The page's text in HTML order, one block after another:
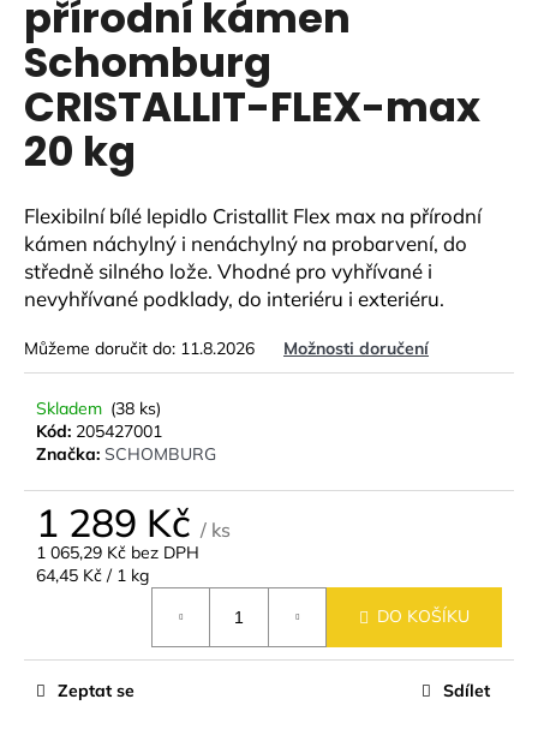
přírodní kámen
Schomburg
CRISTALLIT-FLEX-max
20 kg
Flexibilní bílé lepidlo Cristallit Flex max na přírodní
kámen náchylný i nenáchylný na probarvení, do
středně silného lože. Vhodné pro vyhřívané i
nevyhřívané podklady, do interiéru i exteriéru.
Můžeme doručit do: 11.8.2026 Možnosti doručení
Skladem (38 ks)
Kód: 205427001
Značka: SCHOMBURG
1 289 Kč / ks
1 065,29 Kč bez DPH
Měrná
64,45 Kč / 1 kg
DO KOŠÍKU
Zeptat se Sdílet
a
j
í
t
?
HLEDAT
D
o
p
o
r
u